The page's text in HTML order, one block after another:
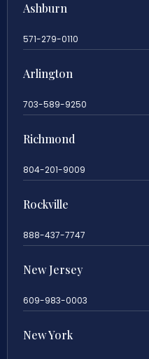
Ashburn
571-279-0110
Arlington
703-589-9250
Richmond
804-201-9009
Rockville
888-437-7747
New Jersey
609-983-0003
New York